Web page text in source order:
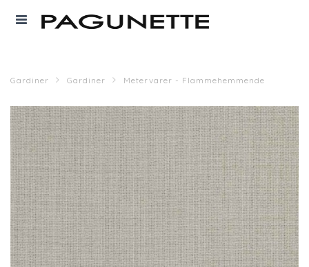
Gardiner Gardiner Metervarer - Flammehemmende